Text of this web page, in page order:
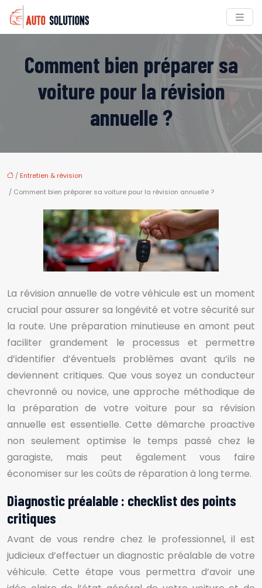
Comment bien préparer sa
voiture pour la révision
annuelle ?
/ Entretien & révision
/ Comment bien préparer sa voiture pour la révision annuelle ?
La révision annuelle de votre véhicule est un moment
crucial pour assurer sa longévité et votre sécurité sur
la route. Une préparation minutieuse en amont peut
faciliter grandement le processus et permettre
d’identifier d’éventuels problèmes avant qu’ils ne
deviennent critiques. Que vous soyez un conducteur
chevronné ou novice, une approche méthodique de
la préparation de votre voiture pour sa révision
annuelle est essentielle. Cette démarche proactive
non seulement optimise le temps passé chez le
garagiste, mais peut également vous faire
économiser sur les coûts de réparation à long terme.
Diagnostic préalable : checklist des points
critiques
Avant de vous rendre chez le professionnel, il est
judicieux d’effectuer un diagnostic préalable de votre
véhicule. Cette étape vous permettra d’avoir une